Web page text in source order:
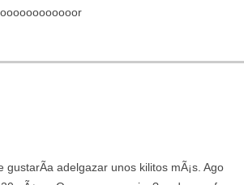
adelgazar unos kilitos mÃ¡s. Ago